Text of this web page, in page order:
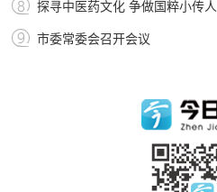
探寻中医药文化 争做国粹小传人
市委常委会召开会议